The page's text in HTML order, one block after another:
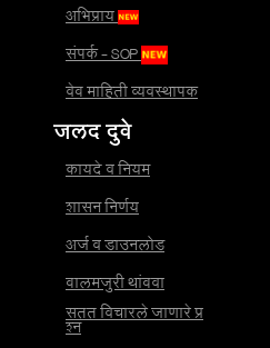
अभिप्राय
संपर्क - SOP
वेब माहिती व्यवस्थापक
जलद दुवे
कायदे व नियम
शासन निर्णय
अर्ज व डाउनलोड
बालमजुरी थांबवा
सतत विचारले जाणारे प्र
श्न